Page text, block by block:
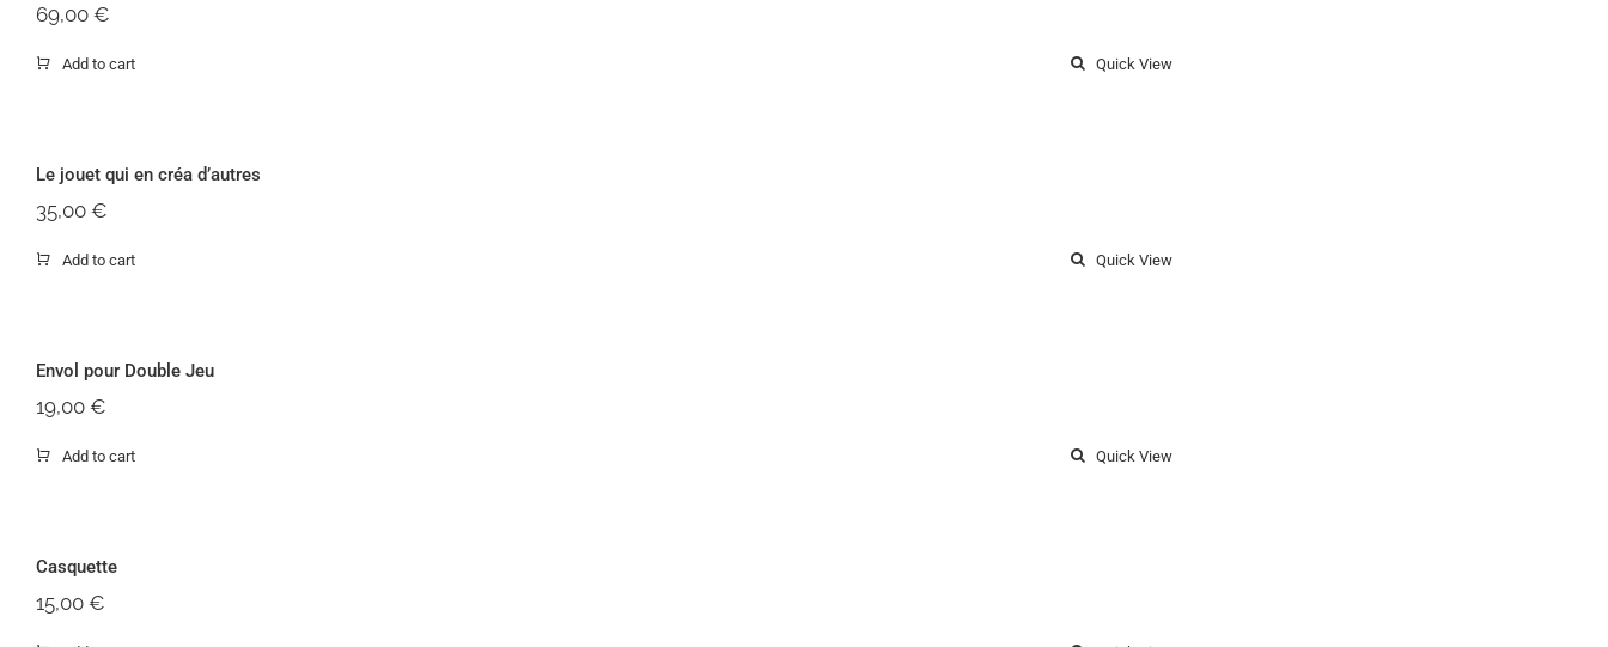
69,00 €
Add to cart Quick View
Le jouet qui en créa d’autres
35,00 €
Add to cart Quick View
Envol pour Double Jeu
19,00 €
Add to cart Quick View
Casquette
15,00 €